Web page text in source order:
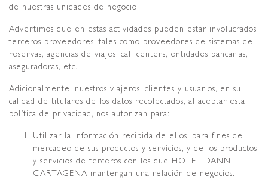
de nuestras unidades de negocio.
Advertimos que en estas actividades pueden estar involucrados
terceros proveedores, tales como proveedores de sistemas de
reservas, agencias de viajes, call centers, entidades bancarias,
aseguradoras, etc.
Adicionalmente, nuestros viajeros, clientes y usuarios, en su
calidad de titulares de los datos recolectados, al aceptar esta
política de privacidad, nos autorizan para:
Utilizar la información recibida de ellos, para fines de
mercadeo de sus productos y servicios, y de los productos
y servicios de terceros con los que HOTEL DANN
CARTAGENA mantengan una relación de negocios.